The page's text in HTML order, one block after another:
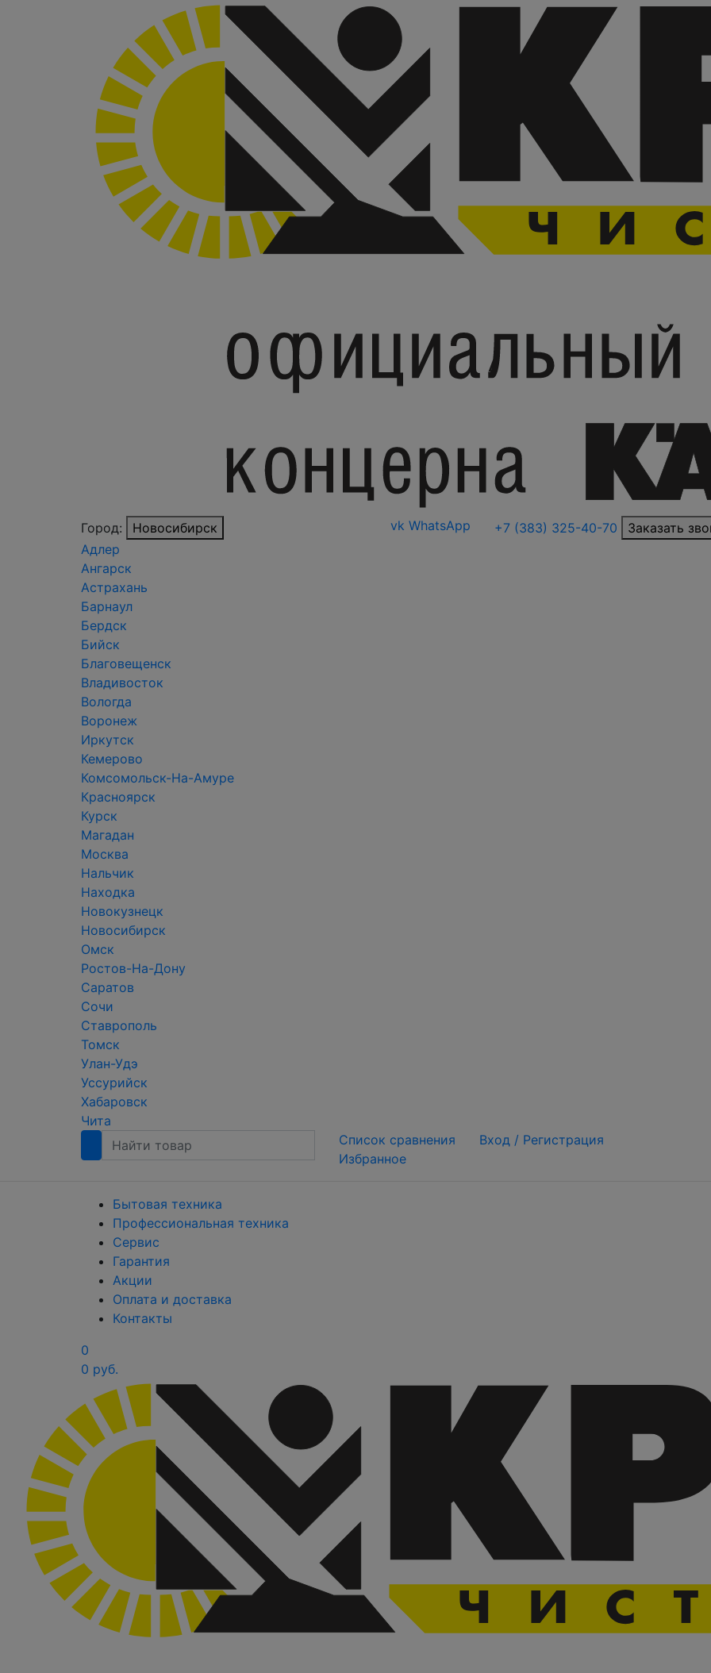
Город:
Новосибирск
Адлер
Ангарск
Астрахань
Барнаул
Бердск
Бийск
Благовещенск
Владивосток
Вологда
Воронеж
Иркутск
Кемерово
Комсомольск-На-Амуре
Красноярск
Курск
Магадан
Москва
Нальчик
Находка
Новокузнецк
Новосибирск
Омск
Ростов-На-Дону
Саратов
Сочи
Ставрополь
Томск
Улан-Удэ
Уссурийск
Хабаровск
Чита
vk WhatsApp +7 (383) 325-40-70 Заказать
Список сравнения
Избранное
Вход / Регистрация
Бытовая техника
Профессиональная техника
Сервис
Гарантия
Акции
Оплата и доставка
Контакты
0
0 руб.